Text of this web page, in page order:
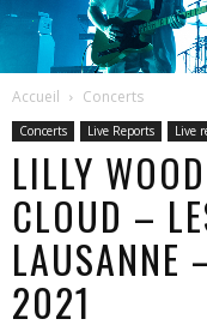
Accueil Concerts
Concerts Live Reports Live
LILLY
CLOUD –
LAUSANNE
2021